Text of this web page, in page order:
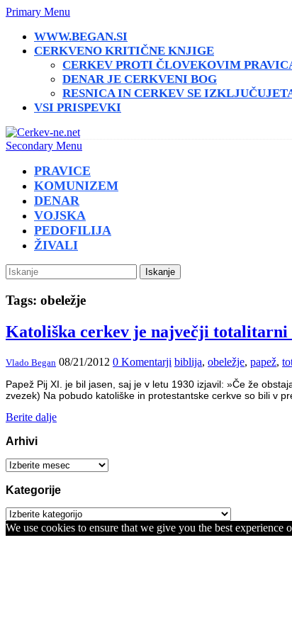
Primary Menu
WWW.BEGAN.SI
CERKVENO KRITIČNE KNJIGE
CERKEV PROTI ČLOVEKOVIM
DENAR JE CERKVENI BOG
RESNICA IN CERKEV SE
VSI PRISPEVKI
Secondary Menu
PRAVICE
KOMUNIZEM
DENAR
VOJSKA
PEDOFILIJA
ŽIVALI
Iskanje
Tags: obeležje
Katoliška cerkev je največji totalitarni
Vlado Began 08/21/2012 0 Komentarji biblija, obeležje, papež,
Papež Pij XI. je bil jasen, saj je v letu 1930 izjavil: »Če že
zvezek) Na pobudo katoliške in protestantske cerkve so bili v
Berite dalje
Arhivi
Arhivi
Kategorije
Kategorije
We use cookies to ensure that we give you the best